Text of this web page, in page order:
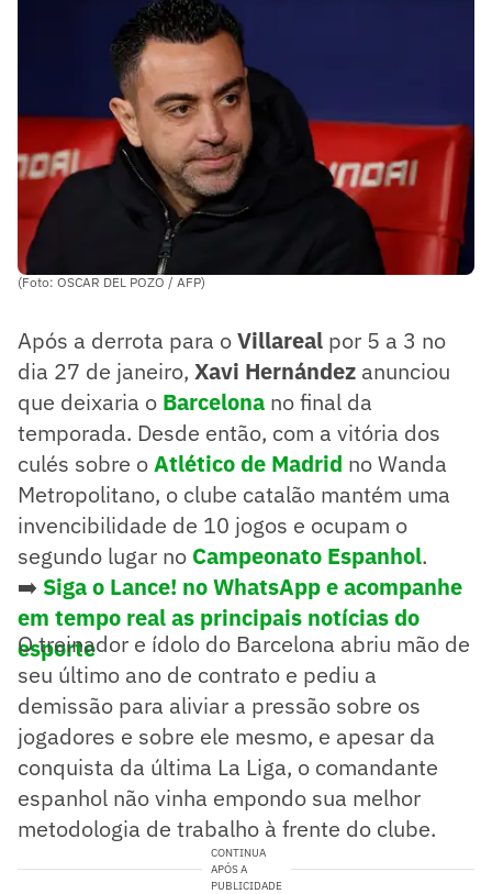
(Foto: OSCAR DEL POZO / AFP)
Após a derrota para oVillareal por 5 a 3 no
dia 27 de janeiro, Xavi Hernández anunciou
que deixaria o Barcelona no final da
temporada. Desde então, com a vitória dos
culés sobre oAtlético de Madrid no Wanda
Metropolitano, o clube catalão mantém uma
invencibilidade de 10 jogos e ocupam o
segundo lugar no Campeonato Espanhol.
➡️ Siga o Lance! no WhatsApp e acompanhe
em tempo real as principais notícias do
esporte
O treinador e ídolo do Barcelona abriu mão de
seu último ano de contrato e pediu a
demissão para aliviar a pressão sobre os
jogadores e sobre ele mesmo, e apesar da
conquista da última La Liga, o comandante
espanhol não vinha empondo sua melhor
metodologia de trabalho à frente do clube.
CONTINUA
APÓS A
PUBLICIDADE